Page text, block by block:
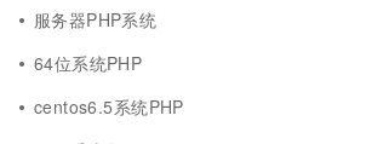
服务器PHP系统
64位系统PHP
centos6.5系统PHP